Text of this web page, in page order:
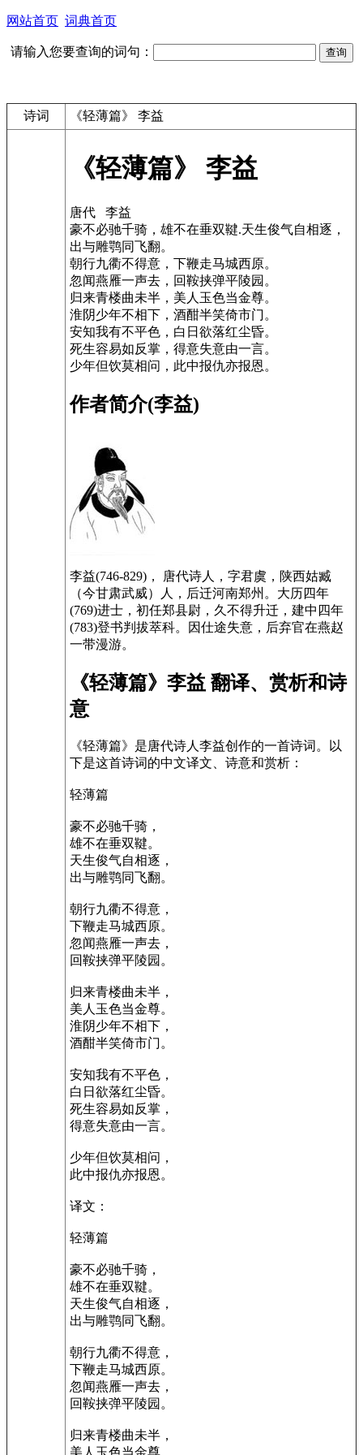
网站首页 词典首页
请输入您要查询的词句：
诗词 《轻薄篇》 李益
《轻薄篇》 李益
唐代 李益
豪不必驰千骑，雄不在垂双鞬.天生俊气自相逐，
出与雕鹗同飞翻。
朝行九衢不得意，下鞭走马城西原。
忽闻燕雁一声去，回鞍挟弹平陵园。
归来青楼曲未半，美人玉色当金尊。
淮阴少年不相下，酒酣半笑倚市门。
安知我有不平色，白日欲落红尘昏。
死生容易如反掌，得意失意由一言。
少年但饮莫相问，此中报仇亦报恩。
作者简介(李益)
李益(746-829)， 唐代诗人，字君虞，陕西姑臧
（今甘肃武威）人，后迁河南郑州。大历四年
(769)进士，初任郑县尉，久不得升迁，建中四年
(783)登书判拔萃科。因仕途失意，后弃官在燕赵
一带漫游。
《轻薄篇》李益 翻译、赏析和诗
意
《轻薄篇》是唐代诗人李益创作的一首诗词。以
下是这首诗词的中文译文、诗意和赏析：
轻薄篇
豪不必驰千骑，
雄不在垂双鞬。
天生俊气自相逐，
出与雕鹗同飞翻。
朝行九衢不得意，
下鞭走马城西原。
忽闻燕雁一声去，
回鞍挟弹平陵园。
归来青楼曲未半，
美人玉色当金尊。
淮阴少年不相下，
酒酣半笑倚市门。
安知我有不平色，
白日欲落红尘昏。
死生容易如反掌，
得意失意由一言。
少年但饮莫相问，
此中报仇亦报恩。
译文：
轻薄篇
豪不必驰千骑，
雄不在垂双鞬。
天生俊气自相逐，
出与雕鹗同飞翻。
朝行九衢不得意，
下鞭走马城西原。
忽闻燕雁一声去，
回鞍挟弹平陵园。
归来青楼曲未半，
美人玉色当金尊。